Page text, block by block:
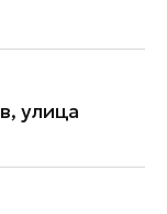
улица